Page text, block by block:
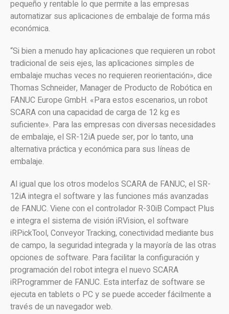
pequeño y rentable lo que permite a las empresas
automatizar sus aplicaciones de embalaje de forma más
económica.
“Si bien a menudo hay aplicaciones que requieren un robot
tradicional de seis ejes, las aplicaciones simples de
embalaje muchas veces no requieren reorientación», dice
Thomas Schneider, Manager de Producto de Robótica en
FANUC Europe GmbH. «Para estos escenarios, un robot
SCARA con una capacidad de carga de 12 kg es
suficiente». Para las empresas con diversas necesidades
de embalaje, el SR-12iA puede ser, por lo tanto, una
alternativa práctica y económica para sus líneas de
embalaje.
Al igual que los otros modelos SCARA de FANUC, el SR-
12iA integra el software y las funciones más avanzadas
de FANUC. Viene con el controlador R-30iB Compact Plus
e integra el sistema de visión iRVision, el software
iRPickTool, Conveyor Tracking, conectividad mediante bus
de campo, la seguridad integrada y la mayoría de las otras
opciones de software. Para facilitar la configuración y
programación del robot integra el nuevo SCARA
iRProgrammer de FANUC. Esta interfaz de software se
ejecuta en tablets o PC y se puede acceder fácilmente a
través de un navegador web.